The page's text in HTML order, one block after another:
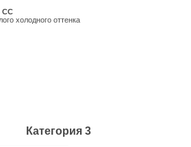
СС
холодного оттенка
Категория 3